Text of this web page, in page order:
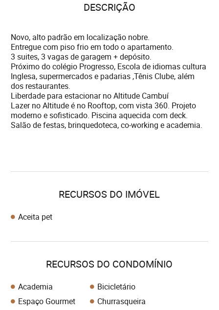
DESCRIÇÃO
Novo, alto padrão em localização nobre.
Entregue com piso frio em todo o apartamento.
3 suites, 3 vagas de garagem + depósito.
Próximo do colégio Progresso, Escola de idiomas cultura
Inglesa, supermercados e padarias ,Tênis Clube, além
dos restaurantes.
Liberdade para estacionar no Altitude Cambuí
Lazer no Altitude é no Rooftop, com vista 360. Projeto
moderno e sofisticado. Piscina aquecida com deck.
Salão de festas, brinquedoteca, co-working e academia.
RECURSOS DO IMÓVEL
Aceita pet
RECURSOS DO CONDOMÍNIO
Academia
Bicicletário
Espaço Gourmet
Churrasqueira